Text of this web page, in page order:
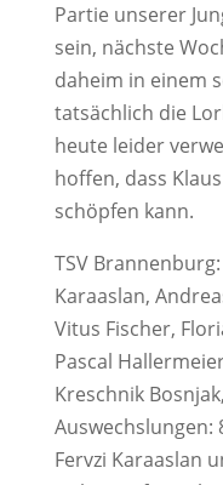
Partie unserer
sein, nächste
daheim in einem
tatsächlich die
heute leider
hoffen, dass
schöpfen kann.
TSV
Karaaslan,
Vitus Fischer,
Pascal
Kreschnik
Auswechslungen:
Fervzi Karaaslan